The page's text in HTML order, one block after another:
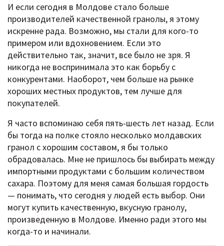
И если сегодня в Молдове стало больше
производителей качественной гранолы, я этому
искренне рада. Возможно, мы стали для кого-то
примером или вдохновением. Если это
действительно так, значит, все было не зря. Я
никогда не воспринимала это как борьбу с
конкурентами. Наоборот, чем больше на рынке
хороших местных продуктов, тем лучше для
покупателей.
Я часто вспоминаю себя пять-шесть лет назад. Если
бы тогда на полке стояло несколько молдавских
гранол с хорошим составом, я бы только
обрадовалась. Мне не пришлось бы выбирать между
импортными продуктами с большим количеством
сахара. Поэтому для меня самая большая гордость
— понимать, что сегодня у людей есть выбор. Они
могут купить качественную, вкусную гранолу,
произведенную в Молдове. Именно ради этого мы
когда-то и начинали.